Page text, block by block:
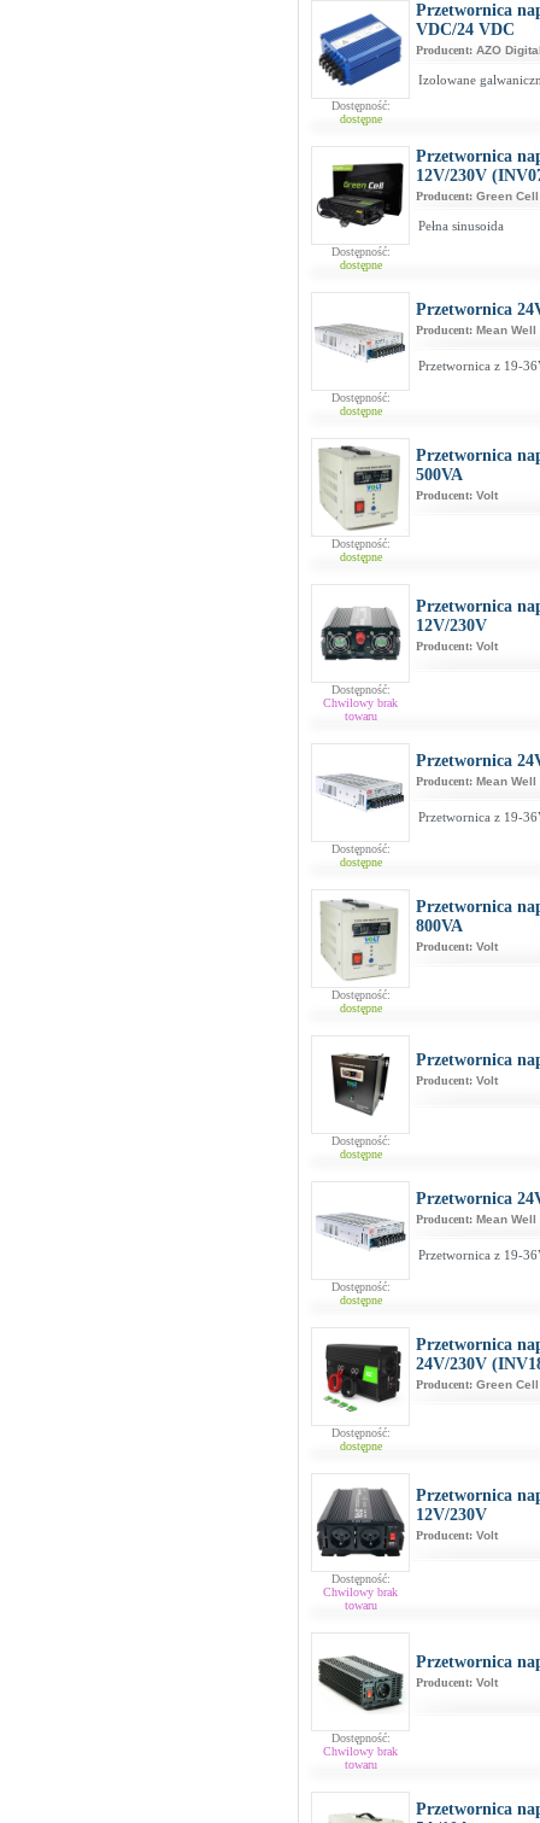
Dostępność:
dostępne
Przetwornica
VDC/24 VDC
Producent: AZO
Izolowane
Dostępność:
dostępne
Przetwornica
12V/230V
Producent: Green Cell
Pełna sinusoida
Dostępność:
dostępne
Przetwornica
Producent: Mean Well
Przetwornica z 19-
Dostępność:
dostępne
Przetwornica
500VA
Producent: Volt
Dostępność:
Chwilowy brak
towaru
Przetwornica
12V/230V
Producent: Volt
Dostępność:
dostępne
Przetwornica
Producent: Mean Well
Przetwornica z 19-
Dostępność:
dostępne
Przetwornica
800VA
Producent: Volt
Dostępność:
dostępne
Przetwornica
Producent: Volt
Dostępność:
dostępne
Przetwornica
Producent: Mean Well
Przetwornica z 19-
Dostępność:
dostępne
Przetwornica
24V/230V
Producent: Green Cell
Dostępność:
Chwilowy brak
towaru
Przetwornica
12V/230V
Producent: Volt
Dostępność:
Chwilowy brak
towaru
Przetwornica
Producent: Volt
Przetwornica